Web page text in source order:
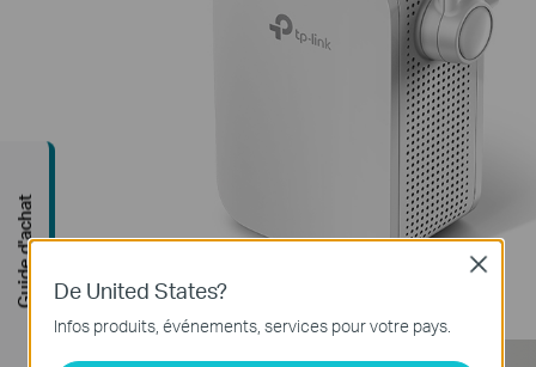
De United States?
Infos produits, événements, services pour votre pays.
Close
Guide d'achat